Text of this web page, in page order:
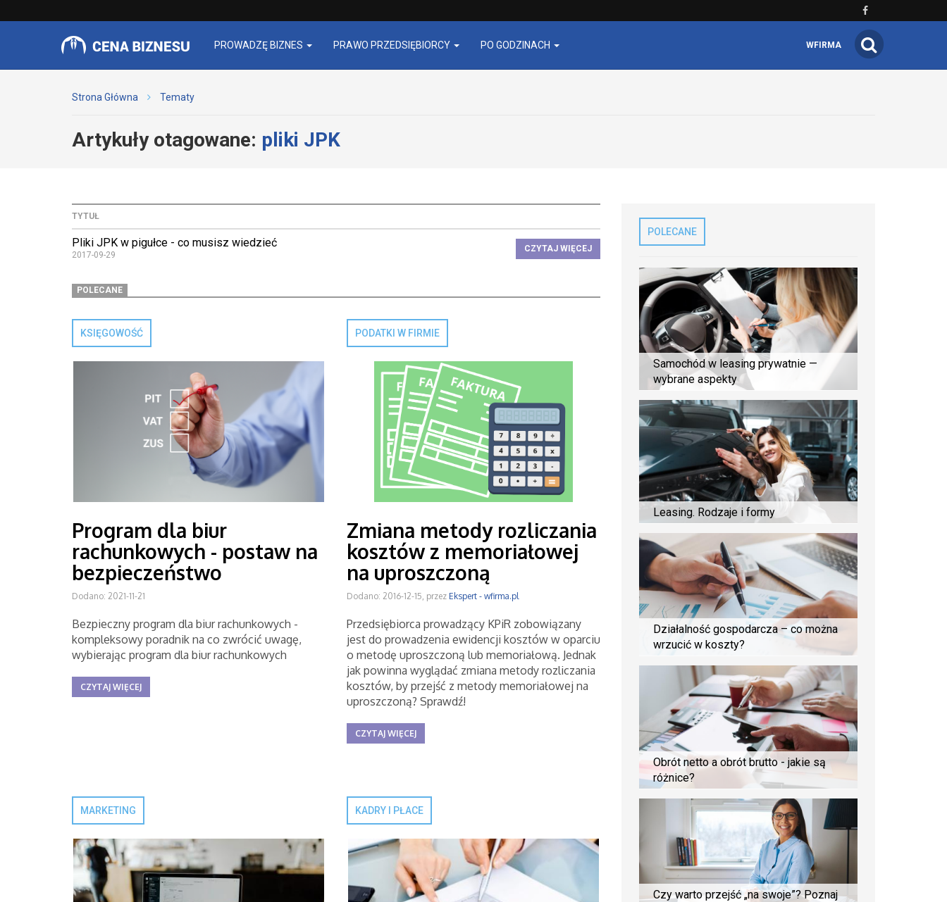
PROWADZĘ BIZNES PRAWO PRZEDSIĘBIORCY PO GODZINACH WFIRMA
Strona Główna Tematy
Artykuły otagowane: pliki JPK
TYTUŁ
Pliki JPK w pigułce - co musisz wiedzieć
2017-09-29
CZYTAJ WIĘCEJ
POLECANE
KSIĘGOWOŚĆ
Program dla biur
rachunkowych - postaw na
bezpieczeństwo
Dodano: 2021-11-21
Bezpieczny program dla biur rachunkowych -
kompleksowy poradnik na co zwrócić uwagę,
wybierając program dla biur rachunkowych
CZYTAJ WIĘCEJ
PODATKI W FIRMIE
Zmiana metody rozliczania
kosztów z memoriałowej
na uproszczoną
Dodano: 2016-12-15, przez Ekspert - wfirma.pl
Przedsiębiorca prowadzący KPiR zobowiązany
jest do prowadzenia ewidencji kosztów w oparciu
o metodę uproszczoną lub memoriałową. Jednak
jak powinna wyglądać zmiana metody rozliczania
kosztów, by przejść z metody memoriałowej na
uproszczoną? Sprawdź!
CZYTAJ WIĘCEJ
MARKETING KADRY I PŁACE
POLECANE
Samochód w leasing prywatnie —
wybrane aspekty
Leasing. Rodzaje i formy
Działalność gospodarcza – co można
wrzucić w koszty?
Obrót netto a obrót brutto - jakie są
różnice?
Czy warto przejść „na swoje”? Poznaj